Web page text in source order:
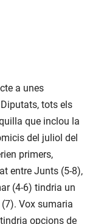
a unes
tots els
que inclou la
del juliol del
primers,
entre Junts (5-8),
(4-6) tindria un
Vox sumaria
opcions de